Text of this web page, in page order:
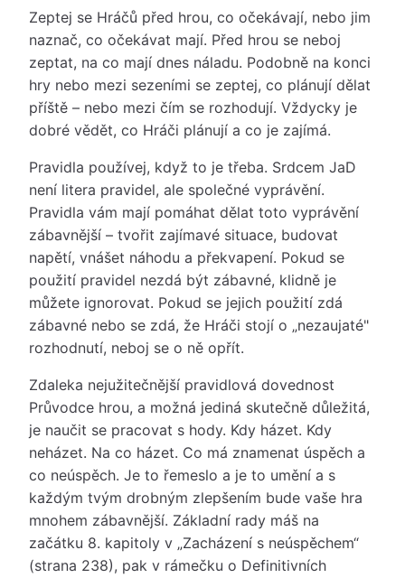
Zeptej se Hráčů před hrou, co očekávají, nebo jim
naznač, co očekávat mají. Před hrou se neboj
zeptat, na co mají dnes náladu. Podobně na konci
hry nebo mezi sezeními se zeptej, co plánují dělat
příště – nebo mezi čím se rozhodují. Vždycky je
dobré vědět, co Hráči plánují a co je zajímá.
Pravidla používej, když to je třeba. Srdcem JaD
není litera pravidel, ale společné vyprávění.
Pravidla vám mají pomáhat dělat toto vyprávění
zábavnější – tvořit zajímavé situace, budovat
napětí, vnášet náhodu a překvapení. Pokud se
použití pravidel nezdá být zábavné, klidně je
můžete ignorovat. Pokud se jejich použití zdá
zábavné nebo se zdá, že Hráči stojí o „nezaujaté"
rozhodnutí, neboj se o ně opřít.
Zdaleka nejužitečnější pravidlová dovednost
Průvodce hrou, a možná jediná skutečně důležitá,
je naučit se pracovat s hody. Kdy házet. Kdy
neházet. Na co házet. Co má znamenat úspěch a
co neúspěch. Je to řemeslo a je to umění a s
každým tvým drobným zlepšením bude vaše hra
mnohem zábavnější. Základní rady máš na
začátku 8. kapitoly v „Zacházení s neúspěchem“
(strana 238), pak v rámečku o Definitivních